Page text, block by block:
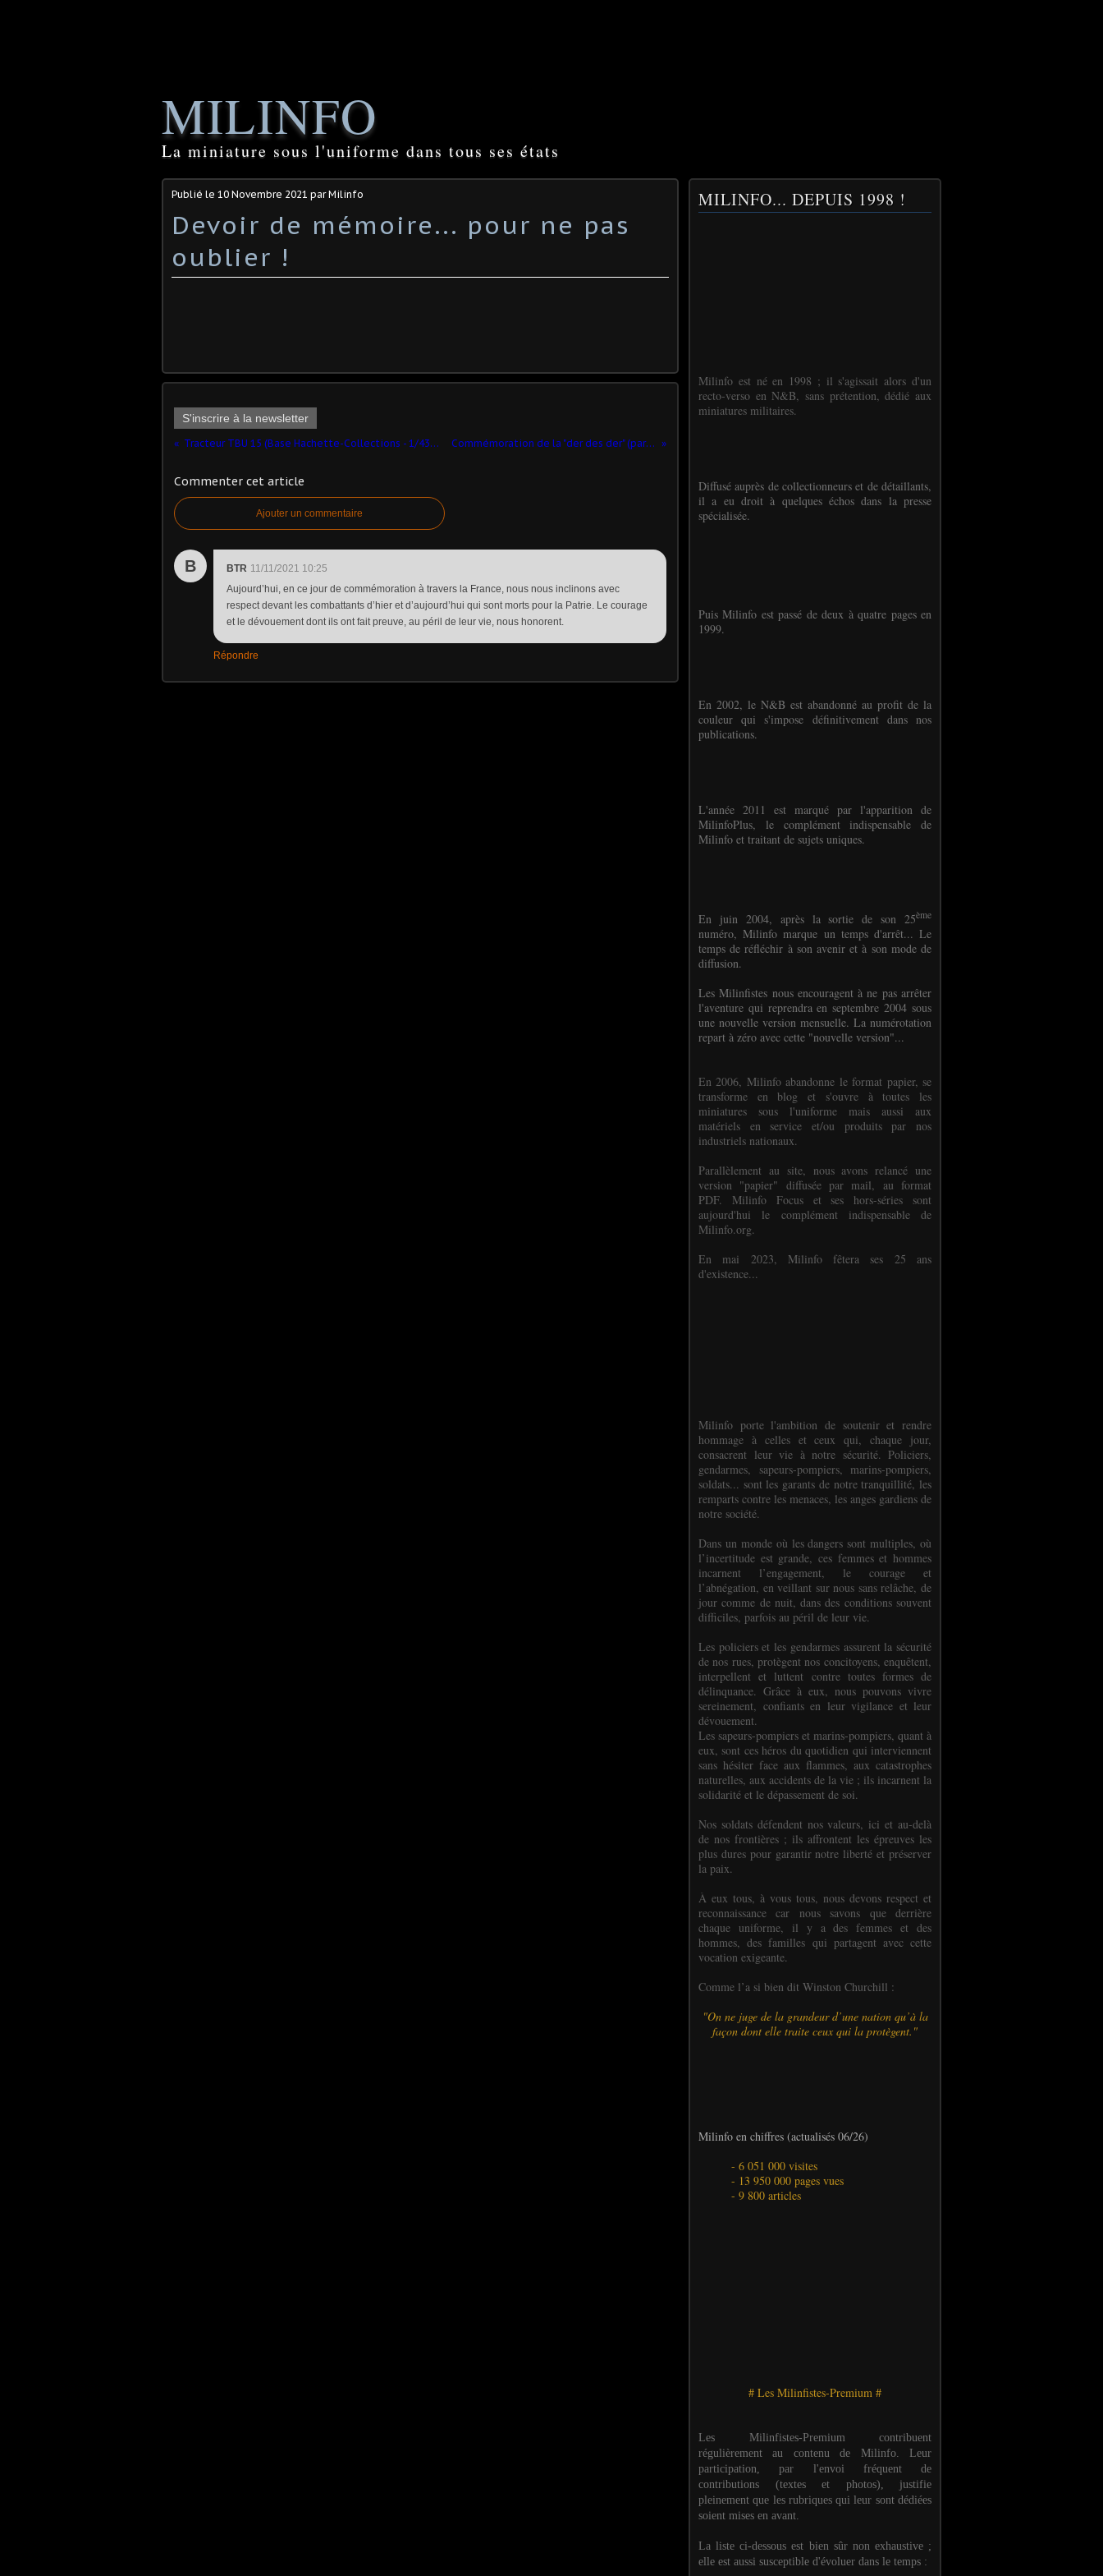
MILINFO
La miniature sous l'uniforme dans tous ses états
Publié le 10 Novembre 2021 par Milinfo
Devoir de mémoire... pour ne pas
oublier !
S'inscrire à la newsletter
Tracteur TBU 15 (Base Hachette-Collections - 1/43 - par Yves P.) ​ Commémoration de la "der des der" (par Edgard H.)
Commenter cet article
Ajouter un commentaire
B BTR 11/11/2021 10:25
Aujourd’hui, en ce jour de commémoration à travers la France, nous nous inclinons avec
respect devant les combattants d’hier et d’aujourd’hui qui sont morts pour la Patrie. Le courage
et le dévouement dont ils ont fait preuve, au péril de leur vie, nous honorent.
Répondre
MILINFO... DEPUIS 1998 !
Milinfo est né en 1998 ; il s'agissait alors d'un
recto-verso en N&B, sans prétention, dédié aux
miniatures militaires.
Diffusé auprès de collectionneurs et de détaillants,
il a eu droit à quelques échos dans la presse
spécialisée.
Puis Milinfo est passé de deux à quatre pages en
1999.
En 2002, le N&B est abandonné au profit de la
couleur qui s'impose définitivement dans nos
publications.
L'année 2011 est marqué par l'apparition de
MilinfoPlus, le complément indispensable de
Milinfo et traitant de sujets uniques.
En juin 2004, après la sortie de son 25ème
numéro, Milinfo marque un temps d'arrêt... Le
temps de réfléchir à son avenir et à son mode de
diffusion.
Les Milinfistes nous encouragent à ne pas arrêter
l'aventure qui reprendra en septembre 2004 sous
une nouvelle version mensuelle. La numérotation
repart à zéro avec cette "nouvelle version"...
En 2006, Milinfo abandonne le format papier, se
transforme en blog et s'ouvre à toutes les
miniatures sous l'uniforme mais aussi aux
matériels en service et/ou produits par nos
industriels nationaux.
Parallèlement au site, nous avons relancé une
version "papier" diffusée par mail, au format
PDF. Milinfo Focus et ses hors-séries sont
aujourd'hui le complément indispensable de
Milinfo.org.
En mai 2023, Milinfo fêtera ses 25 ans
d'existence...
Milinfo porte l'ambition de soutenir et rendre
hommage à celles et ceux qui, chaque jour,
consacrent leur vie à notre sécurité. Policiers,
gendarmes, sapeurs-pompiers, marins-pompiers,
soldats... sont les garants de notre tranquillité, les
remparts contre les menaces, les anges gardiens de
notre société.
Dans un monde où les dangers sont multiples, où
l’incertitude est grande, ces femmes et hommes
incarnent l’engagement, le courage et
l’abnégation, en veillant sur nous sans relâche, de
jour comme de nuit, dans des conditions souvent
difficiles, parfois au péril de leur vie.
Les policiers et les gendarmes assurent la sécurité
de nos rues, protègent nos concitoyens, enquêtent,
interpellent et luttent contre toutes formes de
délinquance. Grâce à eux, nous pouvons vivre
sereinement, confiants en leur vigilance et leur
dévouement.
Les sapeurs-pompiers et marins-pompiers, quant à
eux, sont ces héros du quotidien qui interviennent
sans hésiter face aux flammes, aux catastrophes
naturelles, aux accidents de la vie ; ils incarnent la
solidarité et le dépassement de soi.
Nos soldats défendent nos valeurs, ici et au-delà
de nos frontières ; ils affrontent les épreuves les
plus dures pour garantir notre liberté et préserver
la paix.
À eux tous, à vous tous, nous devons respect et
reconnaissance car nous savons que derrière
chaque uniforme, il y a des femmes et des
hommes, des familles qui partagent avec cette
vocation exigeante.
Comme l’a si bien dit Winston Churchill :
"On ne juge de la grandeur d’une nation qu’à la
façon dont elle traite ceux qui la protègent."
Milinfo en chiffres (actualisés 06/26)
- 6 051 000 visites
- 13 950 000 pages vues
- 9 800 articles
# Les Milinfistes-Premium #
Les Milinfistes-Premium contribuent
régulièrement au contenu de Milinfo. Leur
participation, par l'envoi fréquent de
contributions (textes et photos), justifie
pleinement que les rubriques qui leur sont dédiées
soient mises en avant.
La liste ci-dessous est bien sûr non exhaustive ;
elle est aussi susceptible d'évoluer dans le temps :